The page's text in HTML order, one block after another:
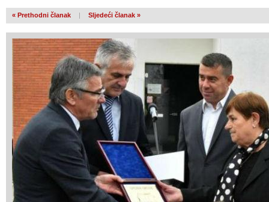
« Prethodni članak | Sljedeći članak »